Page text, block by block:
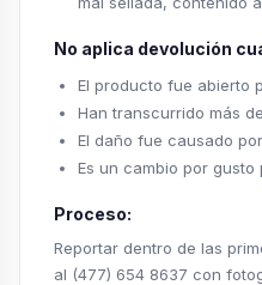
No aplica devolución
El producto fue abierto
Han transcurrido más
El daño fue causado
Es un cambio por gusto
Proceso:
Reportar dentro de las
al (477) 654 8637 con